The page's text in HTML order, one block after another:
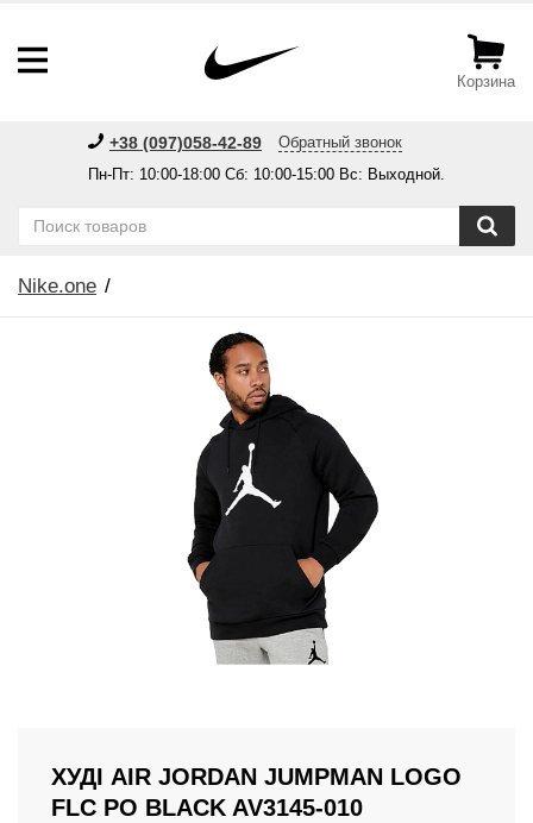
Корзина
+38 (097)058-42-89
Обратный звонок
Пн-Пт: 10:00-18:00 Сб: 10:00-15:00 Вс: Выходной.
Nike.one
ХУДІ AIR JORDAN JUMPMAN LOGO
FLC PO BLACK AV3145-010